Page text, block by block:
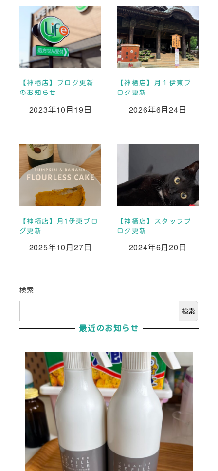
【神栖店】ブログ更新
のお知らせ
投稿日
2023年10月19日
【神栖店】月１伊東ブ
ログ更新
投稿日
2026年6月24日
【神栖店】月1伊東ブロ
グ更新
投稿日
2025年10月27日
【神栖店】スタッフブ
ログ更新
投稿日
2024年6月20日
検索
検索
最近のお知らせ